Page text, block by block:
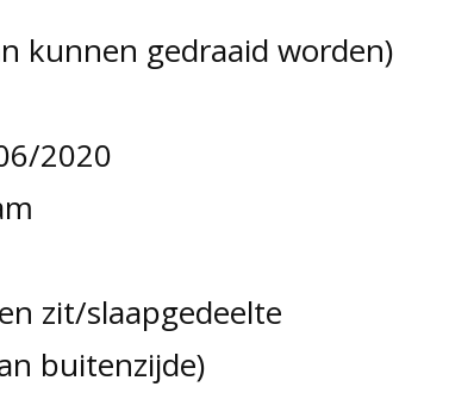
kunnen gedraaid worden)
2020
zit/slaapgedeelte
buitenzijde)